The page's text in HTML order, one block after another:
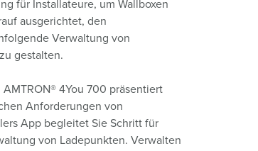
für Installateure, um Wallboxen
ausgerichtet, den
Verwaltung von
gestalten.
4You 700 präsentiert
Anforderungen von
App begleitet Sie Schritt für
von Ladepunkten. Verwalten